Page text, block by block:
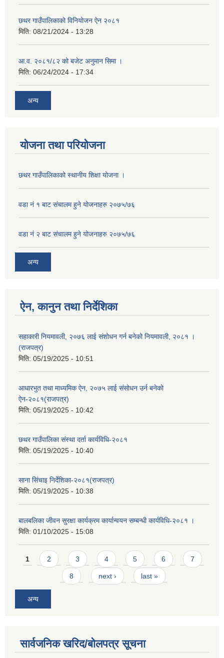
छथर गाउँपालिकाको विनियोजन ऐन २०८१
मिति: 08/21/2024 - 13:28
आ.व. २०८१/८२ को बजेट अनुमान सिमा ।
मिति: 06/24/2024 - 17:34
अन्य
योजना तथा परियोजना
छथर गाउँपालिकाको स्थानीय शिक्षा योजना ।
वडा नं १ बाट संचालम हुने योजनाहरु २०७५/७६
वडा नं २ बाट संचालम हुने योजनाहरु २०७५/७६
अन्य
ऐन, कानुन तथा निर्देशिका
सहाकारी नियमावली, २०७६ लाई संशोधन गर्न बनेको नियमावली, २०८१ ।
(राजपत्र)
मिति: 05/19/2025 - 10:51
आधारभुत तथा माध्यमिक ऐन, २०७५ लाई संसोधन उर्न बनेको
ऐन-२०८१(राजपत्र)
मिति: 05/19/2025 - 10:42
छथर गाउँपालिका संस्था दर्ता कार्यविधि-२०८१
मिति: 05/19/2025 - 10:40
साना सिंचाइ निर्देशिका-२०८१(राजपत्र)
मिति: 05/19/2025 - 10:38
बालबलिका जीवन सुरक्षा कार्यक्रम कार्यान्वयन सम्बन्धी कार्यविधि-२०८१ ।
मिति: 01/10/2025 - 15:08
Pages
1 2 3 4 5 6 7
8 next › last »
अन्य
सार्वजनिक खरिद/बोलपत्र सूचना